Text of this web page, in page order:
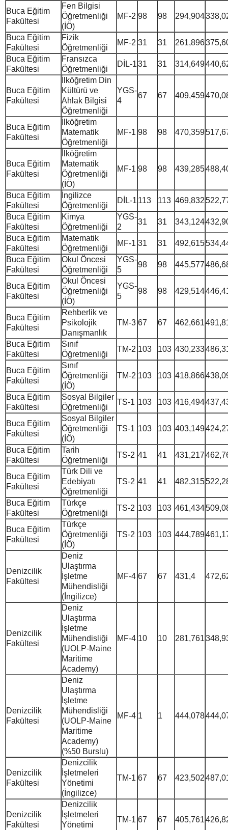
Buca Eğitim
Fakültesi
Fen Bilgisi
Öğretmenliği
(İÖ)
MF-2 98 98 294,904
Buca Eğitim
Fakültesi
Fizik
Öğretmenliği
MF-2 31 31 261,896
Buca Eğitim
Fakültesi
Fransızca
Öğretmenliği
DİL-131 31 314,649
Buca Eğitim
Fakültesi
İlköğretim Din
Kültürü ve
Ahlak Bilgisi
Öğretmenliği
YGS-
4
67 67 409,459
Buca Eğitim
Fakültesi
İlköğretim
Matematik
Öğretmenliği
MF-1 98 98 470,359
Buca Eğitim
Fakültesi
İlköğretim
Matematik
Öğretmenliği
(İÖ)
MF-1 98 98 439,285
Buca Eğitim
Fakültesi
İngilizce
Öğretmenliği
DİL-1113 113 469,832
Buca Eğitim
Fakültesi
Kimya
Öğretmenliği
YGS-
2
31 31 343,124
Buca Eğitim
Fakültesi
Matematik
Öğretmenliği
MF-1 31 31 492,615
Buca Eğitim
Fakültesi
Okul Öncesi
Öğretmenliği
YGS-
5
98 98 445,577
Buca Eğitim
Fakültesi
Okul Öncesi
Öğretmenliği
(İÖ)
YGS-
5
98 98 429,514
Buca Eğitim
Fakültesi
Rehberlik ve
Psikolojik
Danışmanlık
TM-3 67 67 462,661
Buca Eğitim
Fakültesi
Sınıf
Öğretmenliği
TM-2 103 103 430,233
Buca Eğitim
Fakültesi
Sınıf
Öğretmenliği
(İÖ)
TM-2 103 103 418,866
Buca Eğitim
Fakültesi
Sosyal Bilgiler
Öğretmenliği
TS-1 103 103 416,494
Buca Eğitim
Fakültesi
Sosyal Bilgiler
Öğretmenliği
(İÖ)
TS-1 103 103 403,149
Buca Eğitim
Fakültesi
Tarih
Öğretmenliği
TS-2 41 41 431,217
Buca Eğitim
Fakültesi
Türk Dili ve
Edebiyatı
Öğretmenliği
TS-2 41 41 482,315
Buca Eğitim
Fakültesi
Türkçe
Öğretmenliği
TS-2 103 103 461,434
Buca Eğitim
Fakültesi
Türkçe
Öğretmenliği
(İÖ)
TS-2 103 103 444,789
Denizcilik
Fakültesi
Deniz
Ulaştırma
İşletme
Mühendisliği
(İngilizce)
MF-4 67 67 431,4
Denizcilik
Fakültesi
Deniz
Ulaştırma
İşletme
Mühendisliği
(UOLP-Maine
Maritime
Academy)
MF-4 10 10 281,761
Denizcilik
Fakültesi
Deniz
Ulaştırma
İşletme
Mühendisliği
(UOLP-Maine
Maritime
Academy)
(%50 Burslu)
MF-4 1 1 444,078
Denizcilik
Fakültesi
Denizcilik
İşletmeleri
Yönetimi
(İngilizce)
TM-1 67 67 423,502
Denizcilik
Fakültesi
Denizcilik
İşletmeleri
Yönetimi
TM-1 67 67 405,761